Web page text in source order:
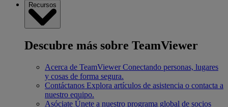
Recursos
Descubre más sobre TeamViewer
Acerca de TeamViewer Conectando personas, lugares
y cosas de forma segura.
Contáctanos Explora artículos de asistencia o contacta a
nuestro equipo.
Asóciate Únete a nuestro programa global de socios